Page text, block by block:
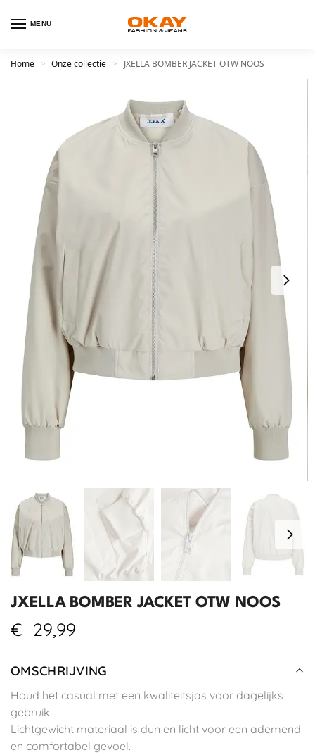
MENU
Home > Onze collectie > JXELLA BOMBER JACKET OTW NOOS
JXELLA BOMBER JACKET OTW NOOS
€ 29,99
OMSCHRIJVING
Houd het casual met een kwaliteitsjas voor dagelijks
gebruik.
Lichtgewicht materiaal is dun en licht voor een ademend
en comfortabel gevoel.